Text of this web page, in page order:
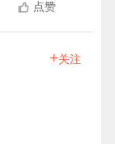
点赞
+关注